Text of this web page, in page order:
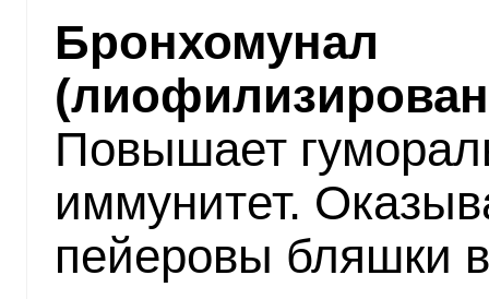
Бронхомунал
Повышает
иммунитет.
пейеровы бляшки